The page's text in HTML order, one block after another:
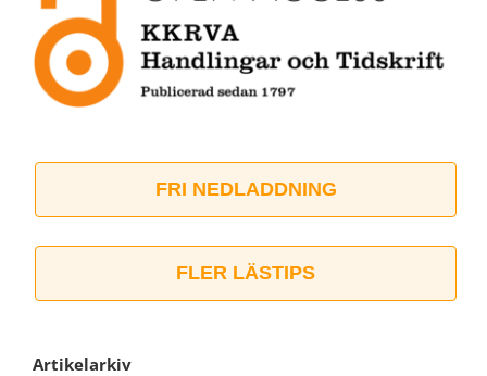
FRI NEDLADDNING
FLER LÄSTIPS
Artikelarkiv